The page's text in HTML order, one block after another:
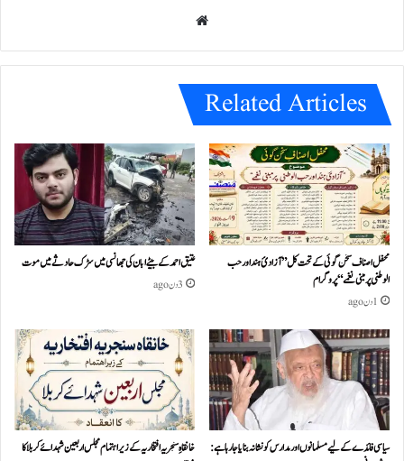
e
Related Articles
محفل اصناف سخن گوئی کے تحت کل ”آزادئ ہند اور حب
الوطنی پر مبنی نغمے“پروگرام
1 دن ago
عتیق احمد کے بیٹے ابان کی جھانسی میں سڑک حادثے میں موت
3 دن ago
سیاسی فائدے کے لیے مسلمانوں اور مدارس کو نشانہ بنایا جا رہا ہے:
خانقاہِ سنجریہ افتخاریہ کے زیراہتمام مجلس اربعین شہدائے کربلا کا